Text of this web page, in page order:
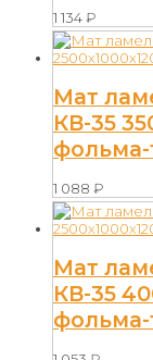
1 134₽
Мат
КВ-35
1 088 ₽
Мат
КВ-35